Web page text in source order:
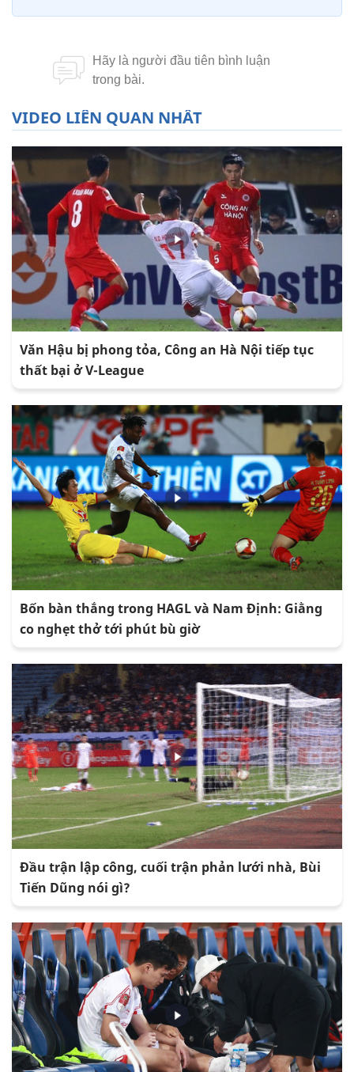
VIDEO LIÊN QUAN NHẤT
Văn Hậu bị phong tỏa, Công an Hà Nội tiếp tục
thất bại ở V-League
Bốn bàn thắng trong HAGL và Nam Định: Giằng
co nghẹt thở tới phút bù giờ
Đầu trận lập công, cuối trận phản lưới nhà, Bùi
Tiến Dũng nói gì?